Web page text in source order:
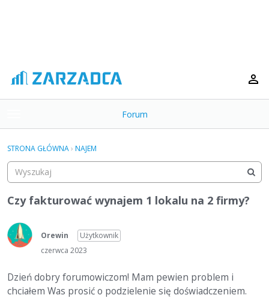
o
g
e
m
e
n
u
Forum
Kategorie
Dyskusje
Aktywność
STRONA GŁÓWNA› NAJEM
Czy fakturować wynajem 1 lokalu na 2 firmy?
Orewin
Użytkownik
czerwca 2023
Dzień dobry forumowiczom! Mam pewien problem i
chciałem Was prosić o podzielenie się doświadczeniem.